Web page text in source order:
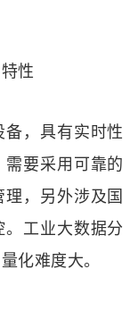
性
，具有实时性
要采用可靠的
，另外涉及国
工业大数据分
化难度大。